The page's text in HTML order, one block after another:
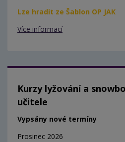
Lze hradit ze Šablon OP JAK
Více informací
Kurzy lyžování a
učitele
Vypsány nové termíny
Prosinec 2026